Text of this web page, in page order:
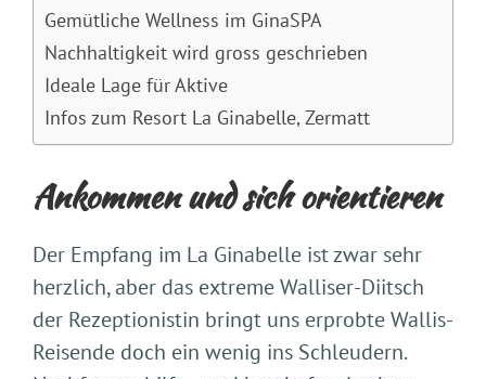
Gemütliche Wellness im GinaSPA
Nachhaltigkeit wird gross geschrieben
Ideale Lage für Aktive
Infos zum Resort La Ginabelle, Zermatt
Ankommen und sich orientieren
Der Empfang im La Ginabelle ist zwar sehr
herzlich, aber das extreme Walliser-Diitsch
der Rezeptionistin bringt uns erprobte Wallis-
Reisende doch ein wenig ins Schleudern.